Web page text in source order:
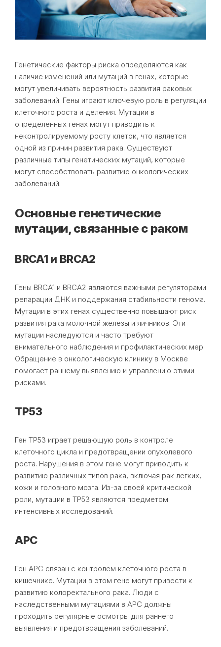
Генетические факторы риска определяются как
наличие изменений или мутаций в генах, которые
могут увеличивать вероятность развития раковых
заболеваний. Гены играют ключевую роль в регуляции
клеточного роста и деления. Мутации в
определенных генах могут приводить к
неконтролируемому росту клеток, что является
одной из причин развития рака. Существуют
различные типы генетических мутаций, которые
могут способствовать развитию онкологических
заболеваний.
Основные генетические
мутации, связанные с раком
BRCA1 и BRCA2
Гены BRCA1 и BRCA2 являются важными регуляторами
репарации ДНК и поддержания стабильности генома.
Мутации в этих генах существенно повышают риск
развития рака молочной железы и яичников. Эти
мутации наследуются и часто требуют
внимательного наблюдения и профилактических мер.
Обращение в онкологическую клинику в Москве
помогает раннему выявлению и управлению этими
рисками.
TP53
Ген TP53 играет решающую роль в контроле
клеточного цикла и предотвращении опухолевого
роста. Нарушения в этом гене могут приводить к
развитию различных типов рака, включая рак легких,
кожи и головного мозга. Из-за своей критической
роли, мутации в TP53 являются предметом
интенсивных исследований.
APC
Ген APC связан с контролем клеточного роста в
кишечнике. Мутации в этом гене могут привести к
развитию колоректального рака. Люди с
наследственными мутациями в APC должны
проходить регулярные осмотры для раннего
выявления и предотвращения заболеваний.